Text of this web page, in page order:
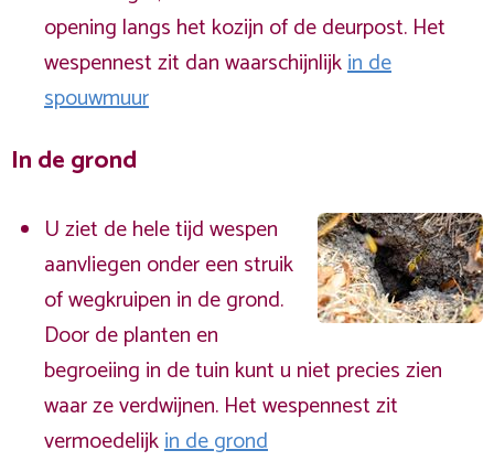
opening langs het kozijn of de deurpost. Het
wespennest zit dan waarschijnlijkin de
spouwmuur
In de grond
U ziet de hele tijd wespen
aanvliegen onder een struik
of wegkruipen in de grond.
Door de planten en
begroeiing in de tuin kunt u niet precies zien
waar ze verdwijnen. Het wespennest zit
vermoedelijkin de grond